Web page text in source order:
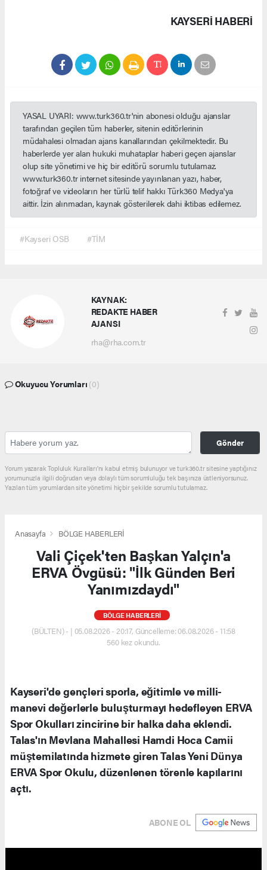
KAYSERI HABERİ
YASAL UYARI: www.turk360.tr'nin abonesi olduğu ajanslar
tarafından geçilen tüm haberler, sitenin editörlerinin
müdahalesi olmadan ajans kanallarından çekilmektedir. Bu
haberlerde yer alan hukuki muhataplar haberi geçen ajanslar
olup site yönetimi ve hiç bir editörü sorumlu tutulamaz.
www.turk360.tr internet sitesinde yayınlanan yazı, haber,
fotoğraf ve videoların her türlü telif hakkı Türk360 Medya'ya
aittir. İzin alınmadan, kaynak gösterilerek dahi iktibas edilemez.
#Kayseri OSB #TİM
KAYNAK:
REDAKTE HABER
AJANSI
rha@rha.com.tr
Okuyucu Yorumları (0)
Gönder
Yorum yazarak Topluluk Kuralları’nı kabul etmiş bulunuyor ve turk360.tr sitesine yaptığınız
yorumunuzla ilgili doğrudan veya dolaylı tüm sorumluluğu tek başınıza üstleniyorsunuz.
Yazılan tüm yorumlardan site yönetimi hiçbir şekilde sorumlu tutulamaz.
Anasayfa BÖLGE HABERLERİ
Vali Çiçek'ten Başkan Yalçın'a
ERVA Övgüsü: "İlk Günden Beri
Yanımızdaydı"
BÖLGE HABERLERİ
(BÜLTEN) - | 05.08.2026 - 20:17, Güncelleme: 06.08.2026 - 11:58
560 kez okundu.
Kayseri'de gençleri sporla, eğitimle ve milli-
manevi değerlerle buluşturmayı hedefleyen ERVA
Spor Okulları zincirine bir halka daha eklendi.
Talas'ın Mevlana Mahallesi Hamdi Hoca Camii
müştemilatında hizmete giren Talas Yeni Dünya
ERVA Spor Okulu, düzenlenen törenle kapılarını
açtı.
ABONE OL